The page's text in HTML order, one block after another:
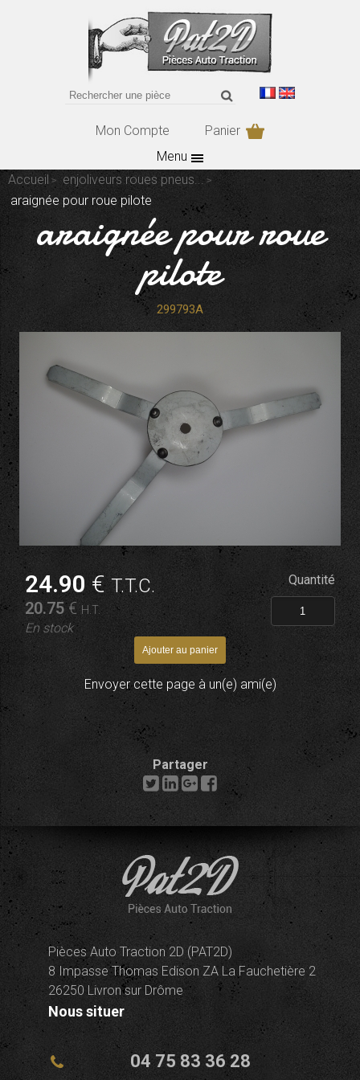
Mon Compte
Panier
Menu
Accueil
enjoliveurs roues pneus...
araignée pour roue pilote
araignée pour roue
pilote
299793A
24.90 €T.T.C.
20.75€ H.T.
En stock
Quantité
Envoyer cette page à un(e) ami(e)
Partager
Pièces Auto Traction 2D (PAT2D)
8 Impasse Thomas Edison ZA La Fauchetière 2
26250 Livron sur Drôme
Nous situer
04 75 83 36 28